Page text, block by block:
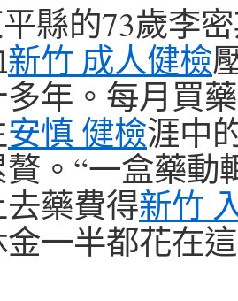
縣的73歲李
新竹 成人健檢
年。每月買
安慎 健檢涯中
。“一盒藥動
藥費得新竹
一半都花在